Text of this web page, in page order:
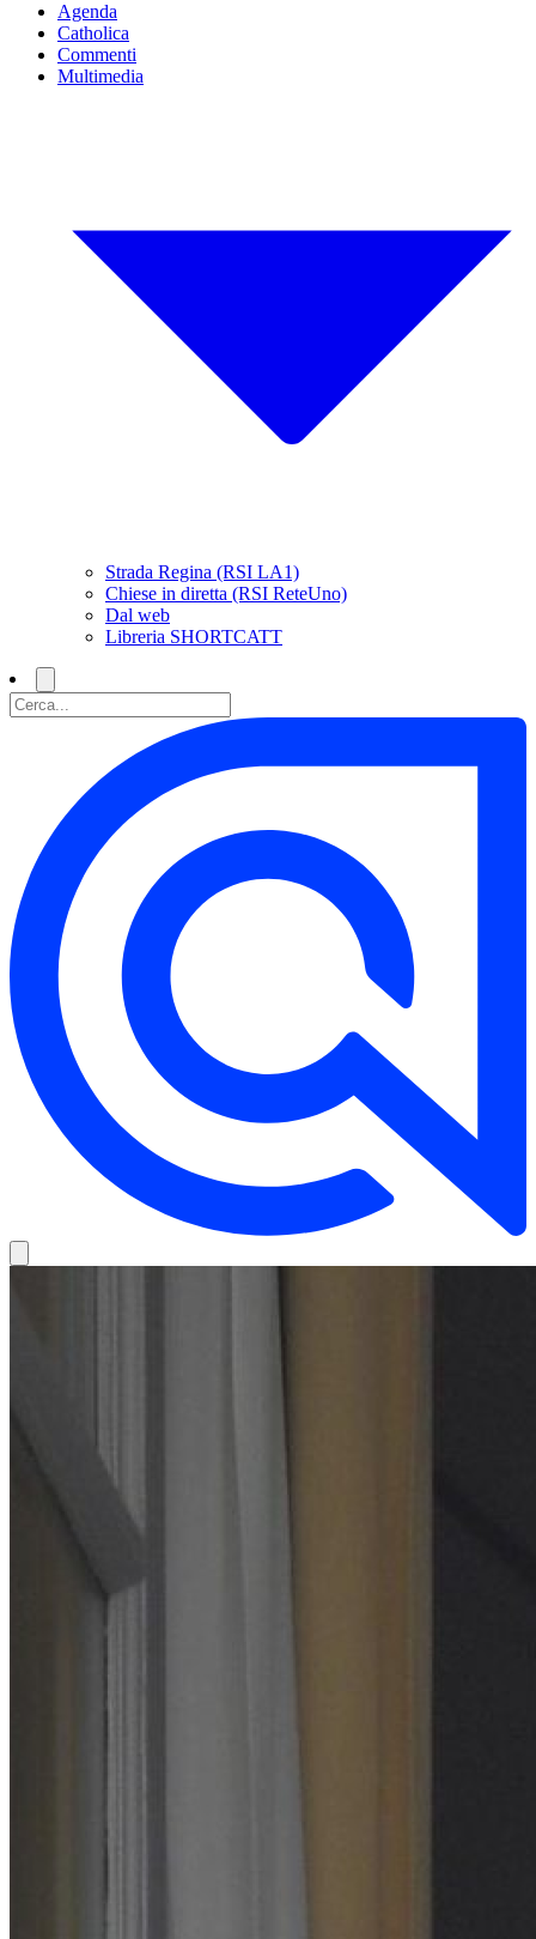
Agenda
Catholica
Commenti
Multimedia
Strada Regina (RSI LA1)
Chiese in diretta (RSI ReteUno)
Dal web
Libreria SHORTCATT